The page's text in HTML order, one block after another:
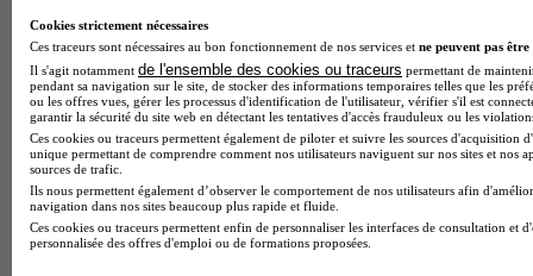
Cookies strictement nécessaires
Ces traceurs sont nécessaires au bon fonctionnement de nos services et ne peuvent pas être
Il s'agit notamment de l'ensemble des cookies ou traceurs permettant de
pendant sa navigation sur le site, de stocker des informations temporaires telles que les
ou les offres vues, gérer les processus d'identification de l'utilisateur, vérifier s'il est
garantir la sécurité du site web en détectant les tentatives d'accès frauduleux ou les
Ces cookies ou traceurs permettent également de piloter et suivre les sources d'acquisition
unique permettant de comprendre comment nos utilisateurs naviguent sur nos sites et nos
sources de trafic.
Ils nous permettent également d’observer le comportement de nos utilisateurs afin
navigation dans nos sites beaucoup plus rapide et fluide.
Ces cookies ou traceurs permettent enfin de personnaliser les interfaces de consultation et
personnalisée des offres d'emploi ou de formations proposées.